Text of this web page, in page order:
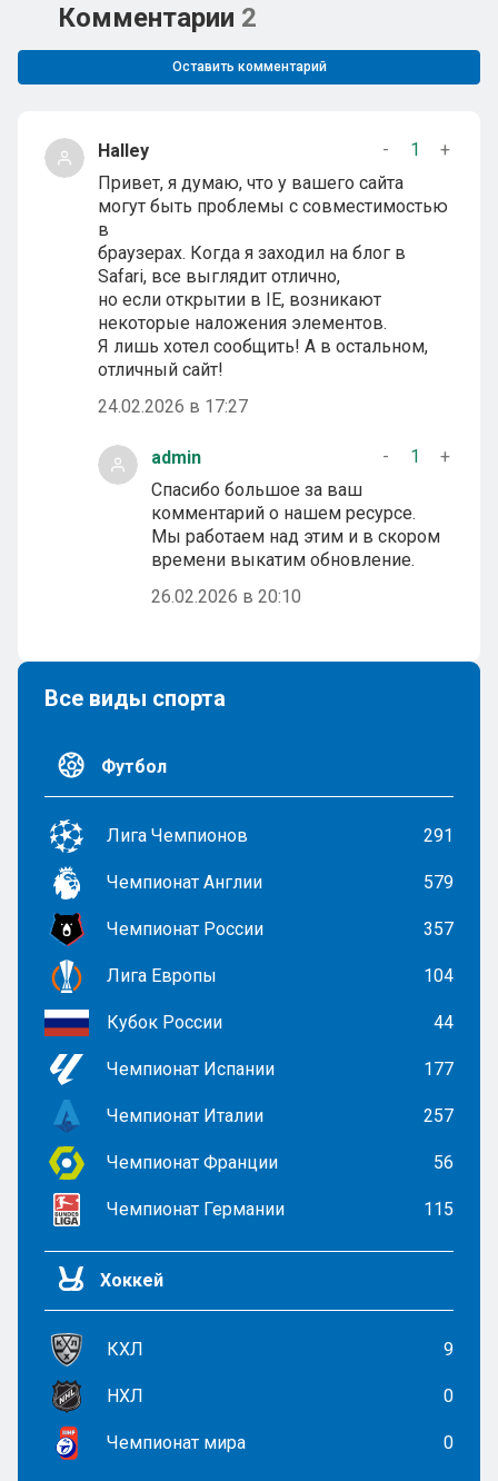
Комментарии 2
Оставить комментарий
Halley - 1
+
Привет, я думаю, что у вашего сайта
могут быть проблемы с совместимостью
в
браузерах. Когда я заходил на блог в
Safari, все выглядит отлично,
но если открытии в IE, возникают
некоторые наложения элементов.
Я лишь хотел сообщить! А в остальном,
отличный сайт!
24.02.2026 в 17:27
admin - 1
+
Спасибо большое за ваш
комментарий о нашем ресурсе.
Мы работаем над этим и в скором
времени выкатим обновление.
26.02.2026 в 20:10
Все виды спорта
Футбол
Лига Чемпионов 291
Чемпионат Англии 579
Чемпионат России 357
Лига Европы 104
Кубок России 44
Чемпионат Испании 177
Чемпионат Италии 257
Чемпионат Франции 56
Чемпионат Германии 115
Хоккей
КХЛ 9
НХЛ 0
Чемпионат мира 0